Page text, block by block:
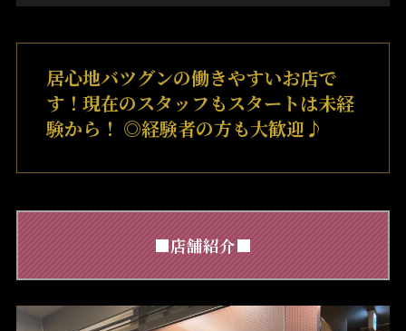
居心地バツグンの働きやすいお店で
す！現在のスタッフもスタートは未経
験から！ ◎経験者の方も大歓迎♪
■店舗紹介■